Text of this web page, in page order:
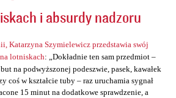
i absurdy nadzoru
Katarzyna Szymielewicz przedstawia swój
lotniskach: „Dokładnie ten sam przedmiot –
na podwyższonej podeszwie, pasek, kawałek
coś w kształcie tuby – raz uruchamia sygnał
15 minut na dodatkowe sprawdzenie, a